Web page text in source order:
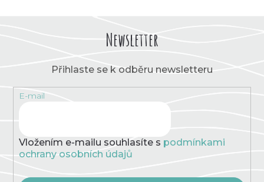
Newsletter
Přihlaste se k odběru newsletteru
E-mail
Vložením e-mailu souhlasíte s podmínkami
ochrany osobních údajů